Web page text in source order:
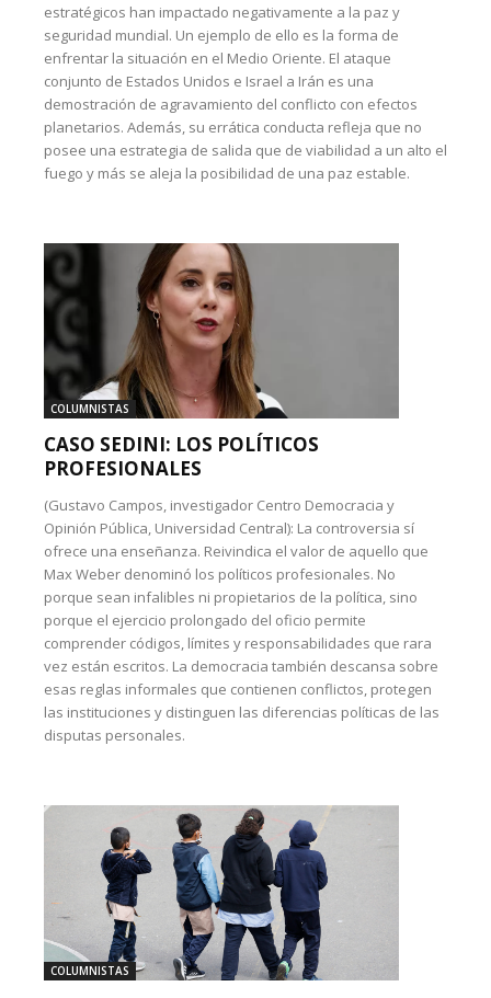
estratégicos han impactado negativamente a la paz y
seguridad mundial. Un ejemplo de ello es la forma de
enfrentar la situación en el Medio Oriente. El ataque
conjunto de Estados Unidos e Israel a Irán es una
demostración de agravamiento del conflicto con efectos
planetarios. Además, su errática conducta refleja que no
posee una estrategia de salida que de viabilidad a un alto el
fuego y más se aleja la posibilidad de una paz estable.
COLUMNISTAS
CASO SEDINI: LOS POLÍTICOS
PROFESIONALES
(Gustavo Campos, investigador Centro Democracia y
Opinión Pública, Universidad Central): La controversia sí
ofrece una enseñanza. Reivindica el valor de aquello que
Max Weber denominó los políticos profesionales. No
porque sean infalibles ni propietarios de la política, sino
porque el ejercicio prolongado del oficio permite
comprender códigos, límites y responsabilidades que rara
vez están escritos. La democracia también descansa sobre
esas reglas informales que contienen conflictos, protegen
las instituciones y distinguen las diferencias políticas de las
disputas personales.
COLUMNISTAS